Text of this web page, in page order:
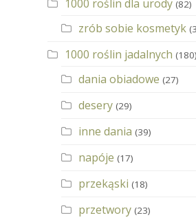
1000 roślin dla urody (82)
zrób sobie kosmetyk
1000 roślin jadalnych (180)
dania obiadowe (27)
desery (29)
inne dania (39)
napóje (17)
przekąski (18)
przetwory (23)